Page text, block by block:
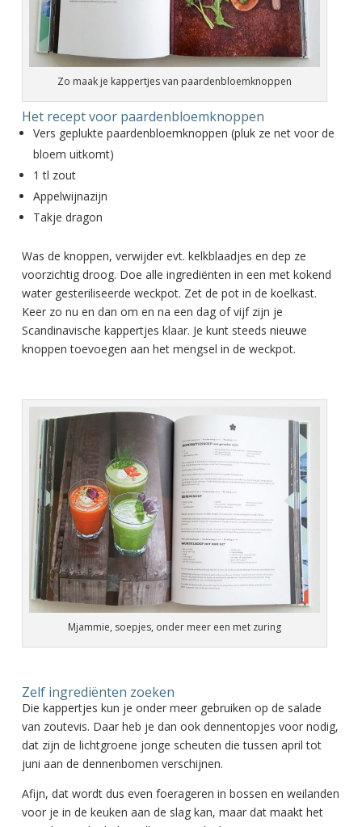
Zo maak je kappertjes van paardenbloemknoppen
Het recept voor paardenbloemknoppen
Vers geplukte paardenbloemknoppen (pluk ze net voor de
bloem uitkomt)
1 tl zout
Appelwijnazijn
Takje dragon
Was de knoppen, verwijder evt. kelkblaadjes en dep ze
voorzichtig droog. Doe alle ingrediënten in een met kokend
water gesteriliseerde weckpot. Zet de pot in de koelkast.
Keer zo nu en dan om en na een dag of vijf zijn je
Scandinavische kappertjes klaar. Je kunt steeds nieuwe
knoppen toevoegen aan het mengsel in de weckpot.
Mjammie, soepjes, onder meer een met zuring
Zelf ingrediënten zoeken
Die kappertjes kun je onder meer gebruiken op de salade
van zoutevis. Daar heb je dan ook dennentopjes voor nodig,
dat zijn de lichtgroene jonge scheuten die tussen april tot
juni aan de dennenbomen verschijnen.
Afijn, dat wordt dus even foerageren in bossen en weilanden
voor je in de keuken aan de slag kan, maar dat maakt het